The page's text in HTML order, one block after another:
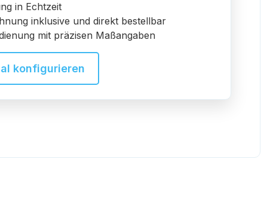
in Echtzeit
inklusive und direkt bestellbar
mit präzisen Maßangaben
konfigurieren